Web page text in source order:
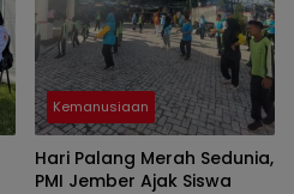
Kemanusiaan
Hari Palang Merah Sedunia,
PMI Jember Ajak Siswa